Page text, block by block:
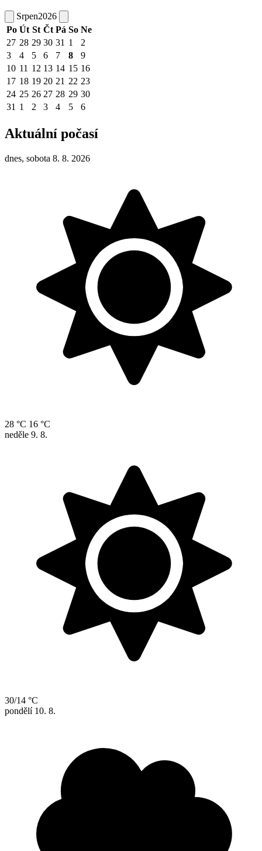
Srpen2026
Po Út St Čt Pá So Ne
27 28 29 30 31 1
2
3
4 5 6 7 8
9
10 11 12 13 14 15 16
17 18 19 20 21 22 23
24 25 26 27 28 29 30
31 1 2 3 4 5 6
Aktuální počasí
dnes, sobota 8. 8. 2026
28 °C 16 °C
neděle 9. 8.
30/14 °C
pondělí 10. 8.